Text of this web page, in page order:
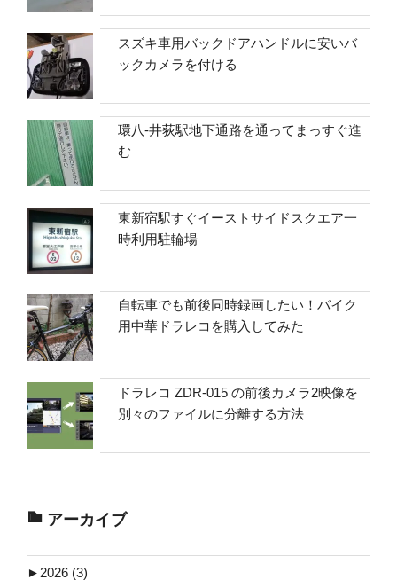
スズキ車用バックドアハンドルに安いバ
ックカメラを付ける
環八-井荻駅地下通路を通ってまっすぐ進
む
東新宿駅すぐイーストサイドスクエア一
時利用駐輪場
自転車でも前後同時録画したい！バイク
用中華ドラレコを購入してみた
ドラレコ ZDR-015 の前後カメラ2映像を
別々のファイルに分離する方法
アーカイブ
► 2026 (3)